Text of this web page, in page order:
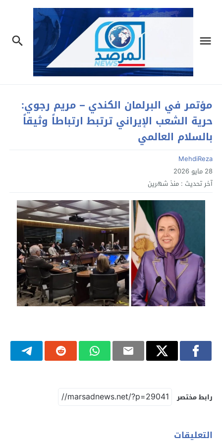
مؤتمر في البرلمان الكندي – مريم رجوي:
حرية الشعب الإيراني ترتبط ارتباطاً وثيقاً
بالسلام العالمي
MehdiReza
28 مايو 2026
آخر تحديث : منذ شهرين
رابط مختصر
التعليقات